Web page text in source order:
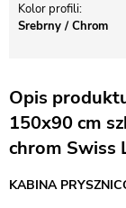
Kolor profili
Srebrny / Chrom
Opis
150x90 cm
chrom Swiss
KABINA